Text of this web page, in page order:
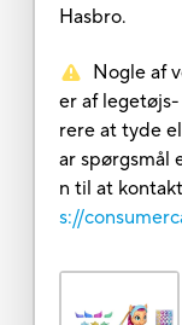
Hasbro.
Nogle af
er af
rere at tyde
ar spørgsmål
n til at
s://